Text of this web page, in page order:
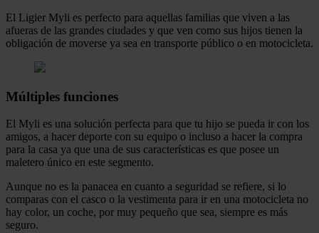
El Ligier Myli es perfecto para aquellas familias que viven a las
afueras de las grandes ciudades y que ven como sus hijos tienen la
obligación de moverse ya sea en transporte público o en motocicleta.
Múltiples funciones
El Myli es una solución perfecta para que tu hijo se pueda ir con los
amigos, a hacer deporte con su equipo o incluso a hacer la compra
para la casa ya que una de sus características es que posee un
maletero único en este segmento.
Aunque no es la panacea en cuanto a seguridad se refiere, si lo
comparas con el casco o la vestimenta para ir en una motocicleta no
hay color, un coche, por muy pequeño que sea, siempre es más
seguro.